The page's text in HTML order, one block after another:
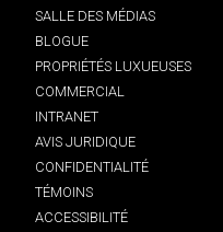
SALLE DES MÉDIAS
BLOGUE
PROPRIÉTÉS LUXUEUSES
COMMERCIAL
INTRANET
AVIS JURIDIQUE
CONFIDENTIALITÉ
TÉMOINS
ACCESSIBILITÉ